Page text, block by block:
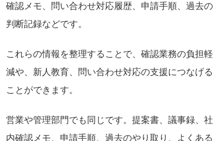
確認メモ、問い合わせ対応履歴、申請手順、過去の
判断記録などです。
これらの情報を整理することで、確認業務の負担軽
減や、新人教育、問い合わせ対応の支援につなげる
ことができます。
営業や管理部門でも同じです。提案書、議事録、社
内確認メモ、申請手順、過去のやり取り、よくある